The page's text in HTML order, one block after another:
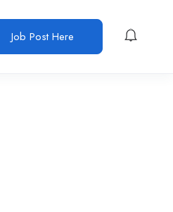
Job Post Here